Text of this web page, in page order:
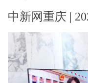
中新网重庆 |